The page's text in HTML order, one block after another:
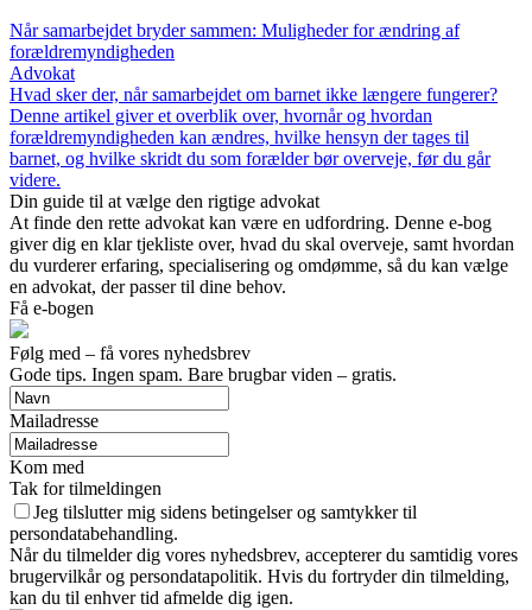
Når samarbejdet bryder sammen: Muligheder for ændring af
forældremyndigheden
Advokat
Hvad sker der, når samarbejdet om barnet ikke længere fungerer?
Denne artikel giver et overblik over, hvornår og hvordan
forældremyndigheden kan ændres, hvilke hensyn der tages til
barnet, og hvilke skridt du som forælder bør overveje, før du går
videre.
Din guide til at vælge den rigtige advokat
At finde den rette advokat kan være en udfordring. Denne e-bog
giver dig en klar tjekliste over, hvad du skal overveje, samt hvordan
du vurderer erfaring, specialisering og omdømme, så du kan vælge
en advokat, der passer til dine behov.
Få e-bogen
Følg med – få vores nyhedsbrev
Gode tips. Ingen spam. Bare brugbar viden – gratis.
Mailadresse
Kom med
Tak for tilmeldingen
Jeg tilslutter mig sidens betingelser og samtykker til
persondatabehandling.
Når du tilmelder dig vores nyhedsbrev, accepterer du samtidig vores
brugervilkår og persondatapolitik. Hvis du fortryder din tilmelding,
kan du til enhver tid afmelde dig igen.